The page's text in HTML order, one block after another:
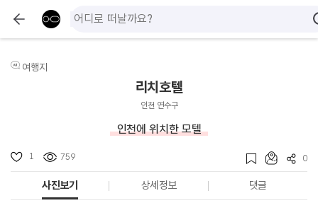
여행지
리치호텔
인천 연수구
인천에 위치한 모텔
1 759 0
사진보기 상세정보 댓글